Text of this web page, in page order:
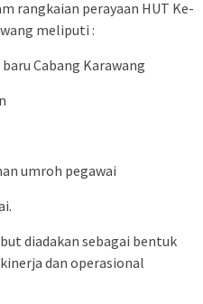
rangkaian perayaan HUT Ke-
meliputi :
Cabang Karawang
umroh pegawai
diadakan sebagai bentuk
dan operasional